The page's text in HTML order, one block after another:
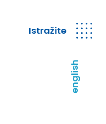
Istražite
english